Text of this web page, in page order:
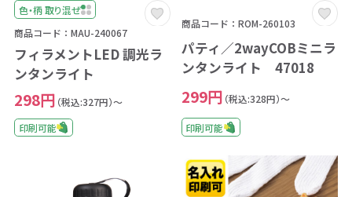
色・柄 取り混ぜ
商品コード：MAU-240067
フィラメントLED 調光ラ
ンタンライト
298円 （税込:327円）～
印刷可能
商品コード：ROM-260103
パティ／2wayCOBミニラ
ンタンライト 47018
299円 （税込:328円）～
印刷可能